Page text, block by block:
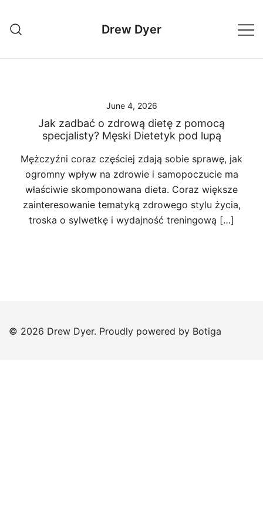
content
Drew Dyer
June 4, 2026
Jak zadbać o zdrową dietę z pomocą
specjalisty? Męski Dietetyk pod lupą
Mężczyźni coraz częściej zdają sobie sprawę, jak
ogromny wpływ na zdrowie i samopoczucie ma
właściwie skomponowana dieta. Coraz większe
zainteresowanie tematyką zdrowego stylu życia,
troska o sylwetkę i wydajność treningową […]
© 2026 Drew Dyer. Proudly powered by Botiga